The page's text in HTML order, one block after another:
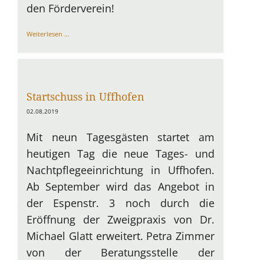
den Förderverein!
Weiterlesen …Spende
Startschuss in Uffhofen
02.08.2019
Mit neun Tagesgästen startet am
heutigen Tag die neue Tages- und
Nachtpflegeeinrichtung in Uffhofen.
Ab September wird das Angebot in
der Espenstr. 3 noch durch die
Eröffnung der Zweigpraxis von Dr.
Michael Glatt erweitert. Petra Zimmer
von der Beratungsstelle der